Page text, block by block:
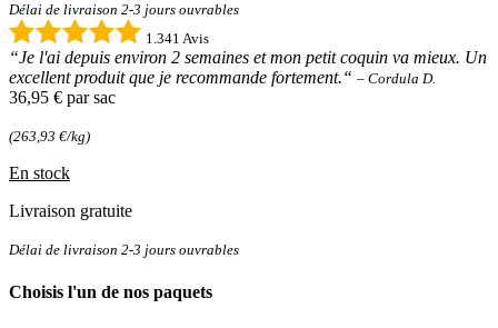
Délai de livraison 2-3 jours ouvrables
1.341 Avis
“Je l'ai depuis environ 2 semaines et mon petit coquin va mieux. Un
excellent produit que je recommande fortement.“ – Cordula D.
36,95 € par sac
(263,93 €/kg)
En stock
Livraison gratuite
Délai de livraison 2-3 jours ouvrables
Choisis l'un de nos paquets